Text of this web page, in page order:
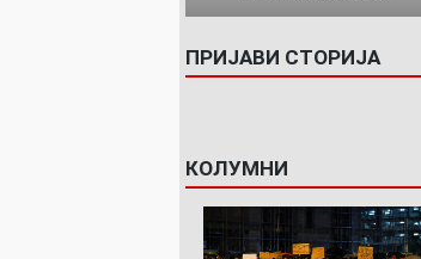
ПРИЈАВИ СТОРИЈА
КОЛУМНИ